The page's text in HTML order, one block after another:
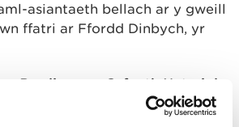
asiantaeth bellach ar y gweill
ffatri ar Ffordd Dinbych, yr
Rawlinson o Cyfoeth Naturiol